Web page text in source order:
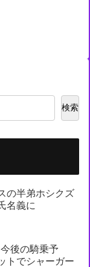
検索
の半弟ホシクズ
名義に
後の騎乗予
トでシャーガー